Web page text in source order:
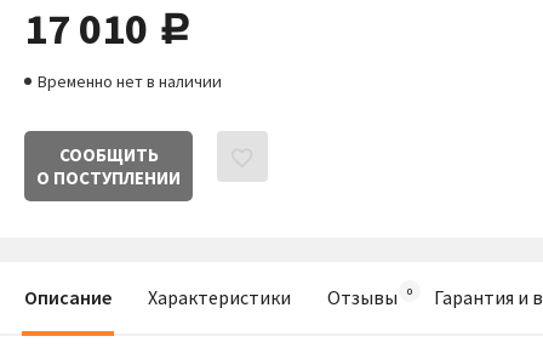
17 010 руб.
Временно нет в наличии
СООБЩИТЬ
О ПОСТУПЛЕНИИ
Описание Характеристики Отзывы Гарантия и